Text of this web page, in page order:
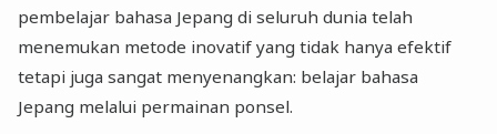
pembelajar bahasa Jepang di seluruh dunia telah
menemukan metode inovatif yang tidak hanya efektif
tetapi juga sangat menyenangkan: belajar bahasa
Jepang melalui permainan ponsel.